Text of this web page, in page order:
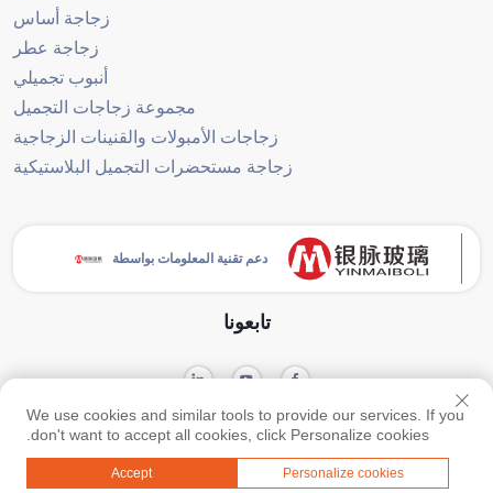
زجاجة أساس
زجاجة عطر
أنبوب تجميلي
مجموعة زجاجات التجميل
زجاجات الأمبولات والقنينات الزجاجية
زجاجة مستحضرات التجميل البلاستيكية
دعم تقنية المعلومات بواسطة
تابعونا
حقوق النشر © جميع الحقوق محفوظة لشركة قوانغتشو يينماي للمنتجات الزجاجية
المحدودة - سياسة الخصوصية- مدونة
We use cookies and similar tools to provide our services. If you
don't want to accept all cookies, click Personalize cookies.
Personalize cookies
Accept